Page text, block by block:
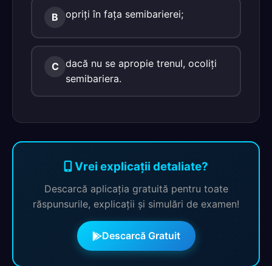
B opriţi în faţa semibarierei;
C dacă nu se apropie trenul, ocoliţi
semibariera.
Vrei explicații detaliate?
Descarcă aplicația gratuită pentru toate
răspunsurile, explicații și simulări de examen!
Descarcă Gratuit